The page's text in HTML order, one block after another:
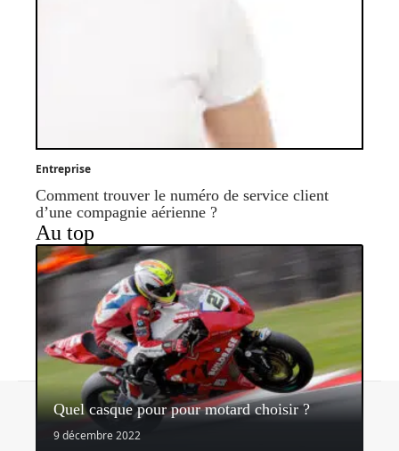
Entreprise
Comment trouver le numéro de service client
d’une compagnie aérienne ?
Au top
Quel casque pour pour motard choisir ?
9 décembre 2022© 2026 | sidonieetgedeon.fr
Contact Mentions légales Sitemap